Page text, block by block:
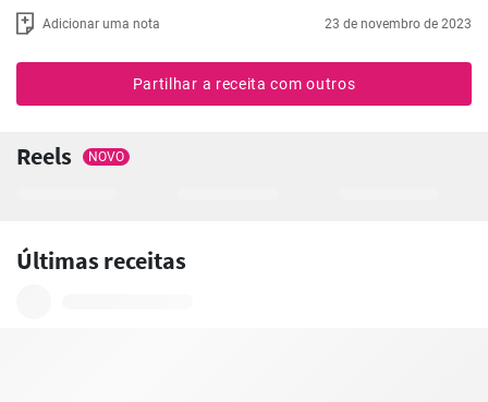
Adicionar uma nota 23 de novembro de 2023
Partilhar a receita com outros
Reels NOVO
Últimas receitas